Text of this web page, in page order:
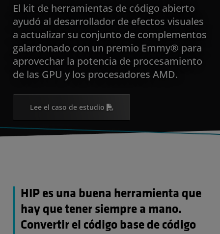
El kit de herramientas de código abierto
ayudó al desarrollador de efectos visuales
a actualizar su conjunto de complementos
galardonado con un premio Emmy® para
aprovechar la potencia de procesamiento
de las GPU y los procesadores AMD.
Lee el caso de estudio
HIP es una buena herramienta que
hay que tener siempre a mano.
Convertir el código base de código